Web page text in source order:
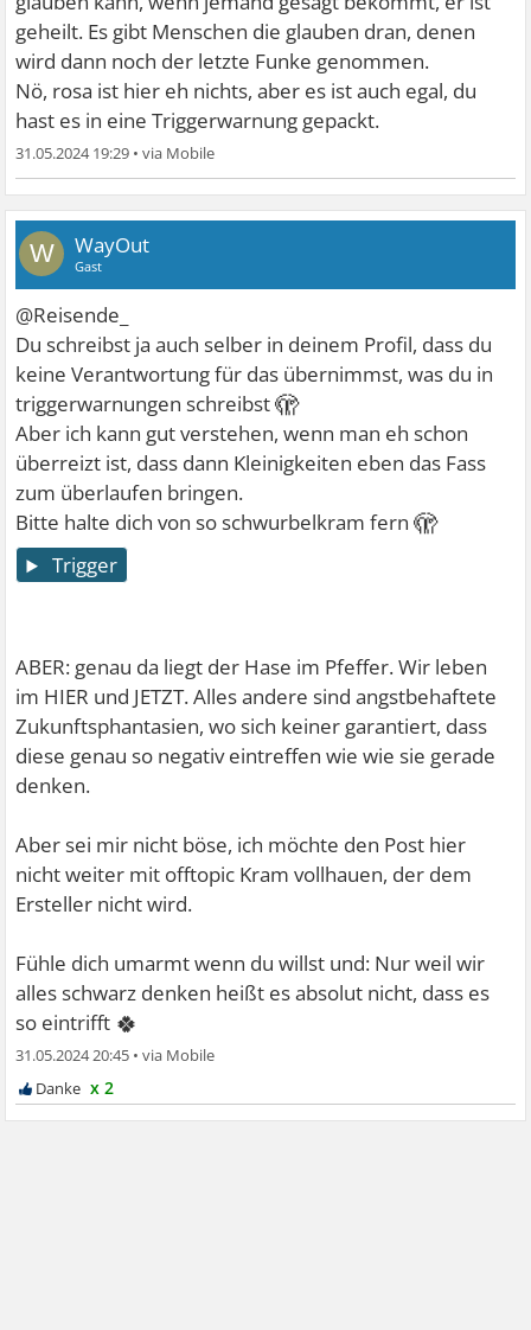
geheilt. Es gibt Menschen die glauben dran, denen
wird dann noch der letzte Funke genommen.
Nö, rosa ist hier eh nichts, aber es ist auch egal, du
hast es in eine Triggerwarnung gepackt.
31.05.2024 19:29 •
W WayOut
Gast
@Reisende_
Du schreibst ja auch selber in deinem Profil, dass du
keine Verantwortung für das übernimmst, was du in
triggerwarnungen schreibst🫣
Aber ich kann gut verstehen, wenn man eh schon
überreizt ist, dass dann Kleinigkeiten eben das Fass
zum überlaufen bringen.
Bitte halte dich von so schwurbelkram fern🫣
Trigger
ABER: genau da liegt der Hase im Pfeffer. Wir leben
im HIER und JETZT. Alles andere sind angstbehaftete
Zukunftsphantasien, wo sich keiner garantiert, dass
diese genau so negativ eintreffen wie wie sie gerade
denken.
Aber sei mir nicht böse, ich möchte den Post hier
nicht weiter mit offtopic Kram vollhauen, der dem
Ersteller nicht wird.
Fühle dich umarmt wenn du willst und: Nur weil wir
alles schwarz denken heißt es absolut nicht, dass es
so eintrifft 🍀
31.05.2024 20:45 •
x 2